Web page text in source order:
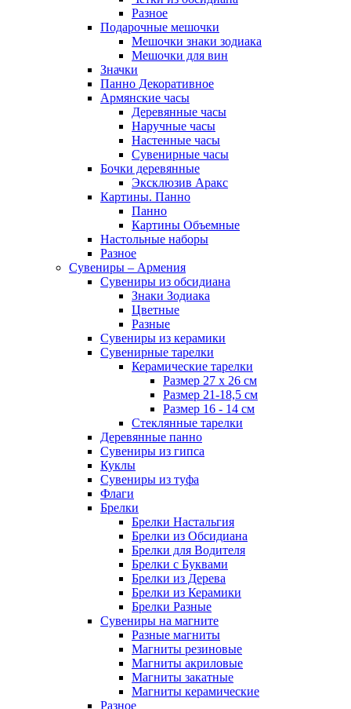
Разное
Подарочные мешочки
Мешочки знаки зодиака
Мешочки для вин
Значки
Панно Декоративное
Армянские часы
Деревянные часы
Наручные часы
Настенные часы
Сувенирные часы
Бочки деревянные
Эксклюзив Аракс
Картины. Панно
Панно
Картины Объемные
Настольные наборы
Разное
Сувениры – Армения
Сувениры из обсидиана
Знаки Зодиака
Цветные
Разные
Сувениры из керамики
Сувенирные тарелки
Керамические тарелки
Размер 27 х 26 см
Размер 21-18,5 см
Размер 16 - 14 см
Стеклянные тарелки
Деревянные панно
Сувениры из гипса
Куклы
Сувениры из туфа
Флаги
Брелки
Брелки Настальгия
Брелки из Обсидиана
Брелки для Водителя
Брелки с Буквами
Брелки из Дерева
Брелки из Керамики
Брелки Разные
Сувениры на магните
Разные магниты
Магниты резиновые
Магниты акриловые
Магниты закатные
Магниты керамические
Разное